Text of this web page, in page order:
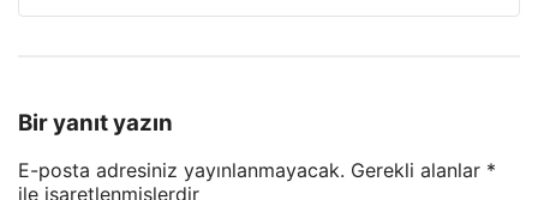
Bir yanıt yazın
E-posta adresiniz yayınlanmayacak. Gerekli alanlar *
ile işaretlenmişlerdir